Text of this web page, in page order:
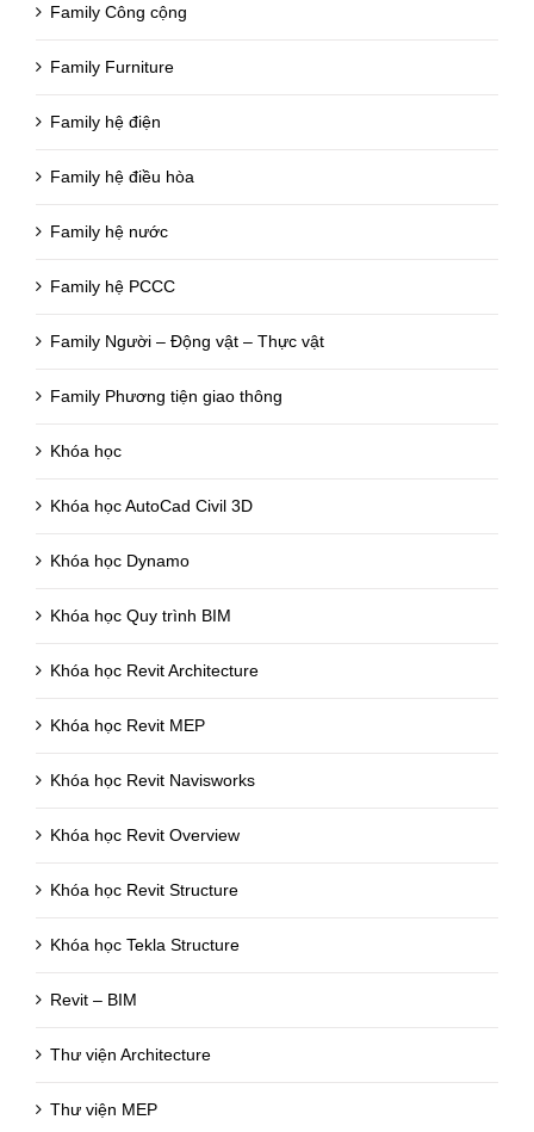
Family Công cộng
Family Furniture
Family hệ điện
Family hệ điều hòa
Family hệ nước
Family hệ PCCC
Family Người – Động vật – Thực vật
Family Phương tiện giao thông
Khóa học
Khóa học AutoCad Civil 3D
Khóa học Dynamo
Khóa học Quy trình BIM
Khóa học Revit Architecture
Khóa học Revit MEP
Khóa học Revit Navisworks
Khóa học Revit Overview
Khóa học Revit Structure
Khóa học Tekla Structure
Revit – BIM
Thư viện Architecture
Thư viện MEP